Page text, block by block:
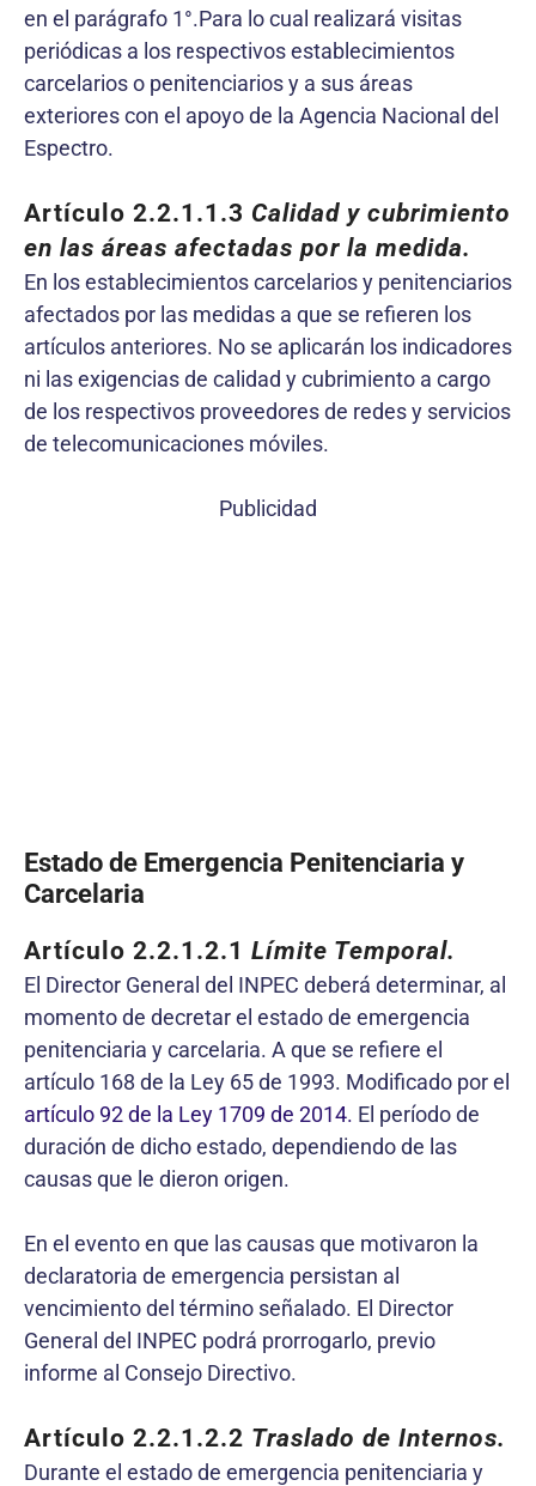
en el parágrafo 1°.Para lo cual realizará visitas
periódicas a los respectivos establecimientos
carcelarios o penitenciarios y a sus áreas
exteriores con el apoyo de la Agencia Nacional del
Espectro.
Artículo 2.2.1.1.3 Calidad y cubrimiento
en las áreas afectadas por la medida.
En los establecimientos carcelarios y penitenciarios
afectados por las medidas a que se refieren los
artículos anteriores. No se aplicarán los indicadores
ni las exigencias de calidad y cubrimiento a cargo
de los respectivos proveedores de redes y servicios
de telecomunicaciones móviles.
Publicidad
Estado de Emergencia Penitenciaria y
Carcelaria
Artículo 2.2.1.2.1 Límite Temporal.
El Director General del INPEC deberá determinar, al
momento de decretar el estado de emergencia
penitenciaria y carcelaria. A que se refiere el
artículo 168 de la Ley 65 de 1993. Modificado por el
artículo 92 de la Ley 1709 de 2014. El período de
duración de dicho estado, dependiendo de las
causas que le dieron origen.
En el evento en que las causas que motivaron la
declaratoria de emergencia persistan al
vencimiento del término señalado. El Director
General del INPEC podrá prorrogarlo, previo
informe al Consejo Directivo.
Artículo 2.2.1.2.2 Traslado de Internos.
Durante el estado de emergencia penitenciaria y